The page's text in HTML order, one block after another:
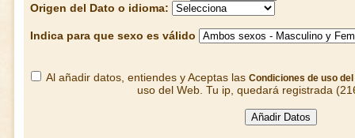
Origen del Dato o idioma:
Indica para que sexo es válido
Al añadir datos, entiendes y Aceptas las Condiciones de uso del
uso del Web. Tu ip, quedará registrada